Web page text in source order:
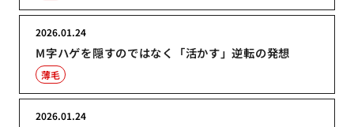
M字ハゲを隠すのではなく「活かす」逆転の発想
2026.01.24
薄毛
2026.01.24